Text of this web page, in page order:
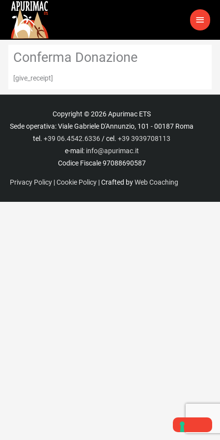
contenuto
Conferma Donazione
[give_receipt]
Copyright © 2026Apurimac ETS
Sede operativa: Viale Gabriele D'Annunzio, 101 - 00187 Roma
tel. +39 06.4542.6336 / cel. +39 3939708113
e-mail:info@apurimac.it
Codice Fiscale 97088690587
Privacy Policy |Cookie Policy | Crafted byWeb Coaching